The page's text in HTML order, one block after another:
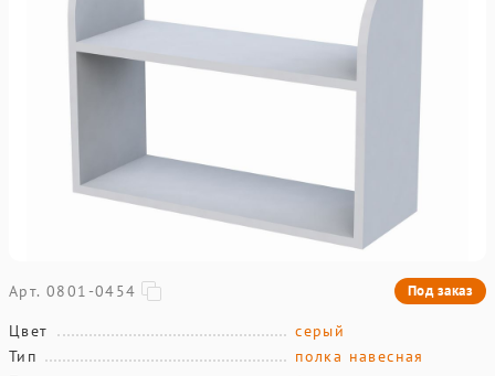
Арт. 0801-0454 Под заказ
Цвет
серый
Тип
полка навесная